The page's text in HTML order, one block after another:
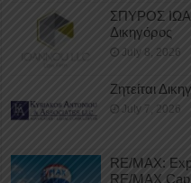
ΣΠΥΡΟΣ
Δικηγόρος
July 8, 2026
Ζητείται
July 7, 2026
RE/MAX:
RE/MAX